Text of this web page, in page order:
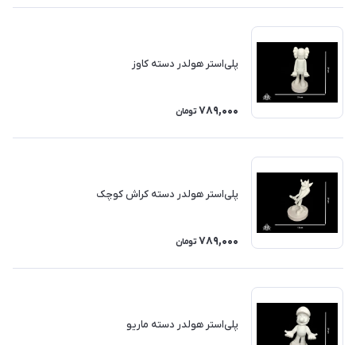
پلی‌استر هولدر دسته کاوز
789,000 تومان
پلی‌استر هولدر دسته کراش کوچک
789,000 تومان
پلی‌استر هولدر دسته ماریو